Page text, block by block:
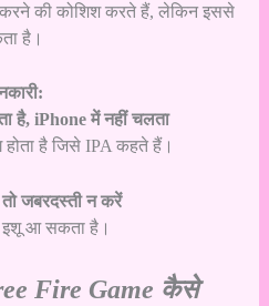
करने की कोशिश करते हैं, लेकिन इससे
है।
है, iPhone में नहीं चलता
है जिसे IPA कहते हैं।
जबरदस्ती न करें
इशू आ सकता है।
Fire Game कैसे